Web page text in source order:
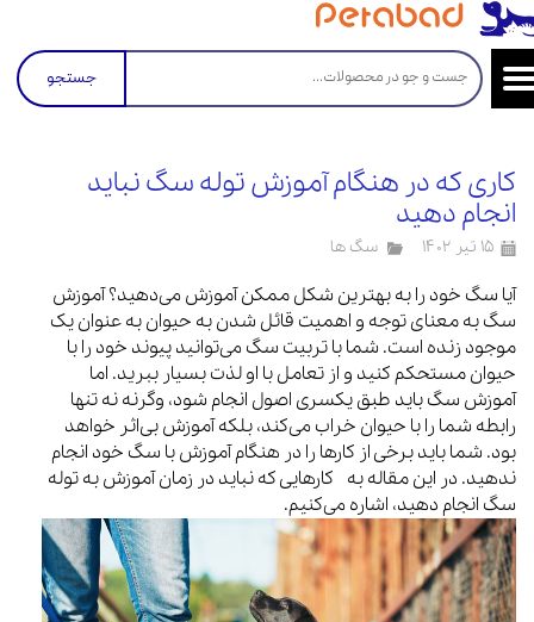
جستجو
کاری که در هنگام آموزش توله سگ نباید
انجام دهید
۱۵ تیر ۱۴۰۲ سگ ها
آیا سگ خود را به بهترین شکل ممکن آموزش می‌دهید؟ آموزش
سگ به معنای توجه و اهمیت قائل شدن به حیوان به عنوان یک
موجود زنده است. شما با تربیت سگ می‌توانید پیوند خود را با
حیوان مستحکم کنید و از تعامل با او لذت بسیار ببرید. اما
آموزش سگ باید طبق یکسری اصول انجام شود، وگرنه نه تنها
رابطه شما را با حیوان خراب می‌کند، بلکه آموزش بی‌اثر خواهد
بود. شما باید برخی از کارها را در هنگام آموزش با سگ خود انجام
ندهید. در این مقاله به کارهایی که نباید در زمان آموزش به توله
سگ انجام دهید، اشاره می‌کنیم.